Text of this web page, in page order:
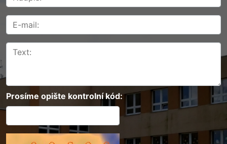
Prosíme opište kontrolní kód: